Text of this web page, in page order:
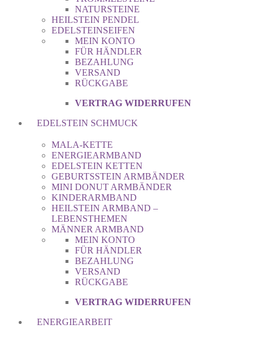
NATURSTEINE
HEILSTEIN PENDEL
EDELSTEINSEIFEN
MEIN KONTO
FÜR HÄNDLER
BEZAHLUNG
VERSAND
RÜCKGABE
VERTRAG WIDERRUFEN
EDELSTEIN SCHMUCK
MALA-KETTE
ENERGIEARMBAND
EDELSTEIN KETTEN
GEBURTSSTEIN ARMBÄNDER
MINI DONUT ARMBÄNDER
KINDERARMBAND
HEILSTEIN ARMBAND –
LEBENSTHEMEN
MÄNNER ARMBAND
MEIN KONTO
FÜR HÄNDLER
BEZAHLUNG
VERSAND
RÜCKGABE
VERTRAG WIDERRUFEN
ENERGIEARBEIT